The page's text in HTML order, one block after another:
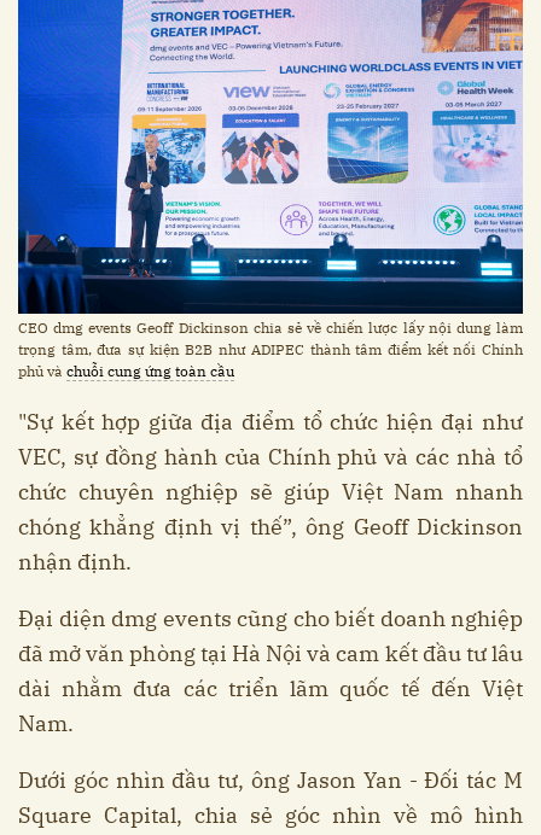
CEO dmg events Geoff Dickinson chia sẻ về chiến lược lấy nội dung làm
trọng tâm, đưa sự kiện B2B như ADIPEC thành tâm điểm kết nối Chính
phủ và chuỗi cung ứng toàn cầu
"Sự kết hợp giữa địa điểm tổ chức hiện đại như
VEC, sự đồng hành của Chính phủ và các nhà tổ
chức chuyên nghiệp sẽ giúp Việt Nam nhanh
chóng khẳng định vị thế”, ông Geoff Dickinson
nhận định.
Đại diện dmg events cũng cho biết doanh nghiệp
đã mở văn phòng tại Hà Nội và cam kết đầu tư lâu
dài nhằm đưa các triển lãm quốc tế đến Việt
Nam.
Dưới góc nhìn đầu tư, ông Jason Yan - Đối tác M
Square Capital, chia sẻ góc nhìn về mô hình